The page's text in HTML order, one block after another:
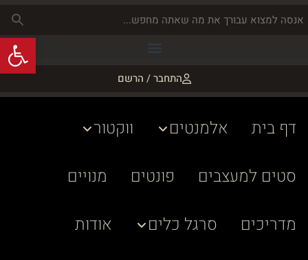
התחבר / הרשם
דף בית אלמנטים
ווקטור
סטים למעצבים
פונטים
מנויים
מדריכים
סרגל כלים
אודות